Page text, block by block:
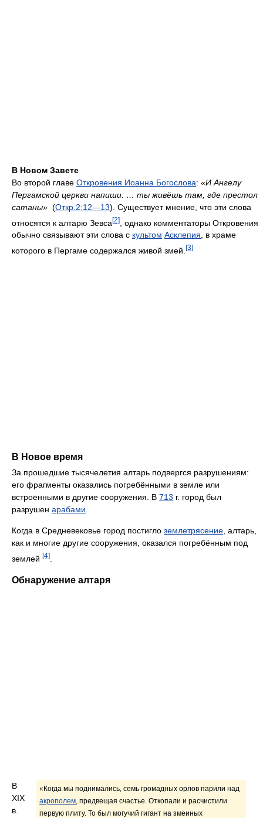
В Новом Завете
Во второй главе Откровения Иоанна Богослова: «И Ангелу
Пергамской церкви напиши: … ты живёшь там, где престол
сатаны» (Откр. 2:12—13). Существует мнение, что эти слова
относятся к алтарю Зевса[2]
, однако комментаторы Откровения
обычно связывают эти слова с культом Асклепия, в храме
которого в Пергаме содержался живой змей. [3]
В Новое время
За прошедшие тысячелетия алтарь подвергся разрушениям:
его фрагменты оказались погребёнными в земле или
встроенными в другие сооружения. В 713 г. город был
разрушен арабами
Когда в Средневековье город постигло землетрясение , алтарь,
как и многие другие сооружения, оказался погребённым под
землей [4]
Обнаружение алтаря
«Когда мы под­нимались, семь громадных орлов парили над
акрополем , предвещая счастье. Откопали и расчистили
первую плиту. То был могучий гигант на змеиных
В
XIX
в.